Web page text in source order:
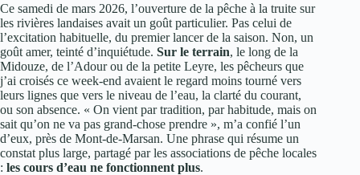
Ce samedi de mars 2026, l’ouverture de la pêche à la truite sur
les rivières landaises avait un goût particulier. Pas celui de
l’excitation habituelle, du premier lancer de la saison. Non, un
goût amer, teinté d’inquiétude. Sur le terrain, le long de la
Midouze, de l’Adour ou de la petite Leyre, les pêcheurs que
j’ai croisés ce week-end avaient le regard moins tourné vers
leurs lignes que vers le niveau de l’eau, la clarté du courant,
ou son absence. « On vient par tradition, par habitude, mais on
sait qu’on ne va pas grand-chose prendre », m’a confié l’un
d’eux, près de Mont-de-Marsan. Une phrase qui résume un
constat plus large, partagé par les associations de pêche locales
: les cours d’eau ne fonctionnent plus.